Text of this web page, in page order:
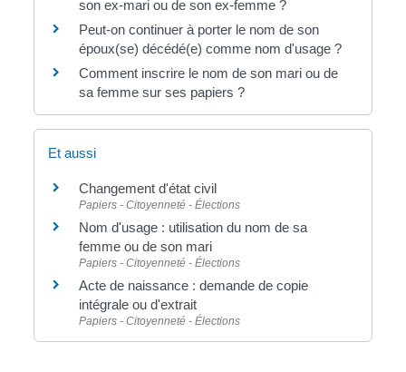
son ex-mari ou de son ex-femme ?
Peut-on continuer à porter le nom de son
époux(se) décédé(e) comme nom d'usage ?
Comment inscrire le nom de son mari ou de
sa femme sur ses papiers ?
Et aussi
Changement d'état civil
Papiers - Citoyenneté - Élections
Nom d'usage : utilisation du nom de sa
femme ou de son mari
Papiers - Citoyenneté - Élections
Acte de naissance : demande de copie
intégrale ou d'extrait
Papiers - Citoyenneté - Élections